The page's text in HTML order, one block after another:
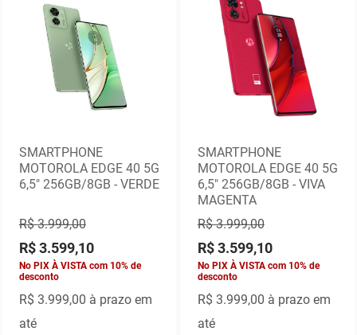
SMARTPHONE
MOTOROLA EDGE 40 5G
6,5" 256GB/8GB - VERDE
R$ 3.999,00
R$ 3.599,10
No PIX À VISTA com 10% de
desconto
R$ 3.999,00 à prazo em
até
SMARTPHONE
MOTOROLA EDGE 40 5G
6,5" 256GB/8GB - VIVA
MAGENTA
R$ 3.999,00
R$ 3.599,10
No PIX À VISTA com 10% de
desconto
R$ 3.999,00 à prazo em
até